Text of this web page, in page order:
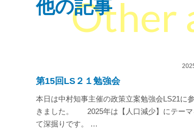
他の記事
Other
第15回LS２１勉強会
本日は中村知事主催の政策立案勉強会LS21に
きました。 2025年は【人口減少】にテーマ
て深掘りです。 …